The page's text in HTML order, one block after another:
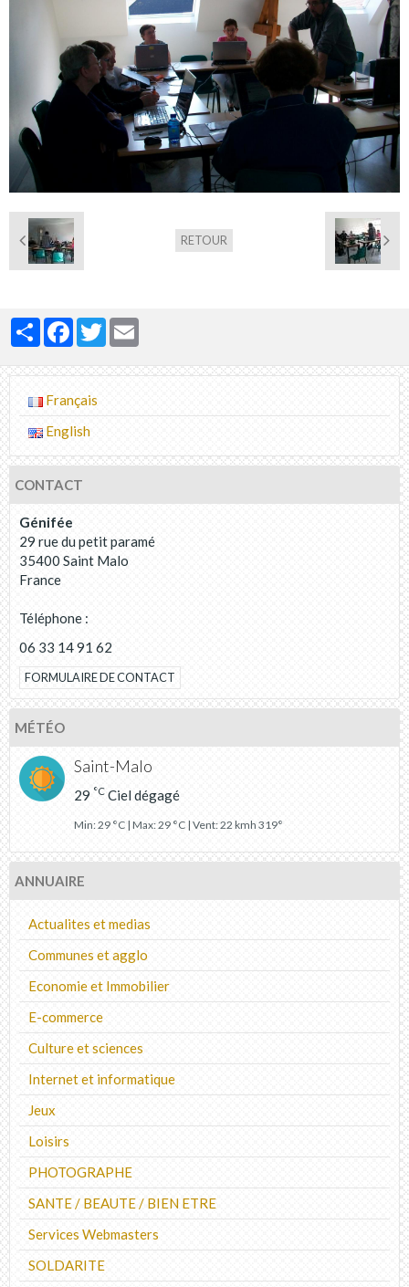
RETOUR
PartagerFacebook
Twitter
Français
English
CONTACT
Génifée
29 rue du petit paramé
35400 Saint Malo
France
Téléphone :
06 33 14 91 62
FORMULAIRE DE CONTACT
MÉTÉO
Saint-Malo
29 °C Ciel dégagé
Min: 29 °C | Max: 29 °C | Vent: 22 kmh 319°
ANNUAIRE
Actualites et medias
Communes et agglo
Economie et Immobilier
E-commerce
Culture et sciences
Internet et informatique
Jeux
Loisirs
PHOTOGRAPHE
SANTE / BEAUTE / BIEN ETRE
Services Webmasters
SOLDARITE